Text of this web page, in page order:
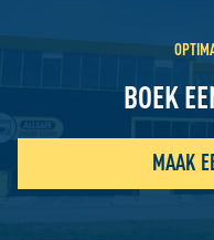
BOEK
MAAK